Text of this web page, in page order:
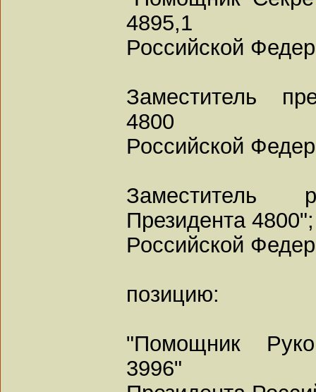
4895,1
Российской
Заместитель
4800
Российской
Заместитель
Президента 4800";
Российской
позицию:
"Помощник
3996"